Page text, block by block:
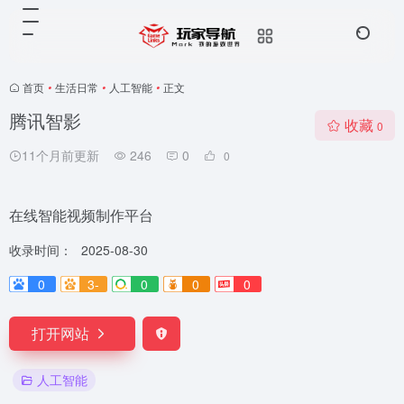
首页 • 生活日常 • 人工智能 • 正文
腾讯智影
11个月前更新 246 0 0
收藏 0
在线智能视频制作平台
收录时间：
2025-08-30
0
3- 0 0 0
打开网站
人工智能